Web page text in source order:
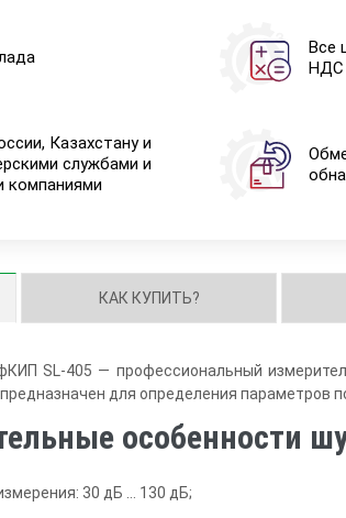
Все
НДС
Казахстану и
службами и
компаниями
КАК КУПИТЬ?
SL-405 — профессиональный
для определения параметров
особенности
30 дБ … 130 дБ;